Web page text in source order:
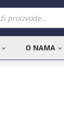
O NAMA